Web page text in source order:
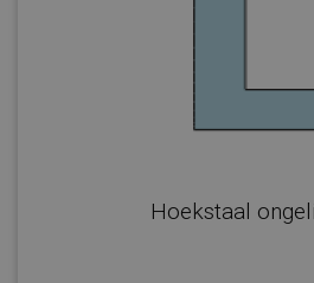
Hoekstaal